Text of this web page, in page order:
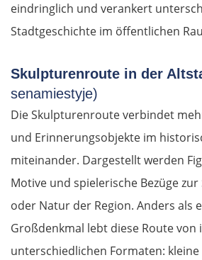
eindringlich und verankert
Stadtgeschichte im öffentlichen
Skulpturenroute in der
senamiestyje)
Die Skulpturenroute verbindet
und Erinnerungsobjekte im
miteinander. Dargestellt werden
Motive und spielerische Bezüge
oder Natur der Region. Anders als
Großdenkmal lebt diese Route von
unterschiedlichen Formaten: kleine